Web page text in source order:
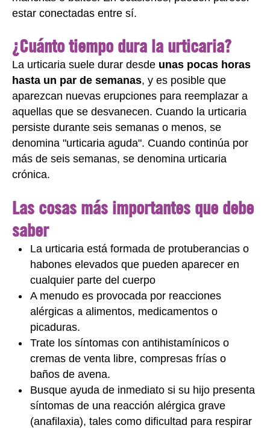
estar conectadas entre sí.
¿Cuánto tiempo dura la urticaria?
La urticaria suele durar desde unas pocas horas
hasta un par de semanas, y es posible que
aparezcan nuevas erupciones para reemplazar a
aquellas que se desvanecen. Cuando la urticaria
persiste durante seis semanas o menos, se
denomina "urticaria aguda". Cuando continúa por
más de seis semanas, se denomina urticaria
crónica.
Las cosas más importantes que debe
saber
La urticaria está formada de protuberancias o
habones elevados que pueden aparecer en
cualquier parte del cuerpo
A menudo es provocada por reacciones
alérgicas a alimentos, medicamentos o
picaduras.
Trate los síntomas con antihistamínicos o
cremas de venta libre, compresas frías o
baños de avena.
Busque ayuda de inmediato si su hijo presenta
síntomas de una reacción alérgica grave
(anafilaxia), tales como dificultad para respirar